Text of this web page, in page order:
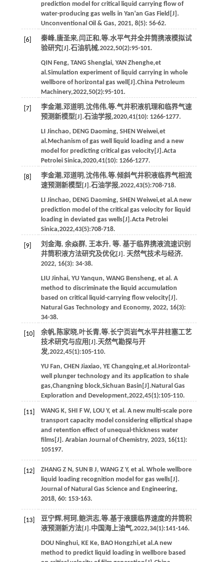
prediction model for critical liquid carrying flow of
water-producing gas wells in Yan'an Gas Field[J].
Unconventional Oil & Gas, 2021, 8(5): 56-62.
[6] 秦峰,唐圣来,闫正和,等.水平气井全井筒携液模拟试
验研究[J].石油机械,2022,50(2):95-101.
QIN Feng, TANG Shenglai, YAN Zhenghe,et
al.Simulation experiment of liquid carrying in whole
wellbore of horizontal gas well[J].China Petroleum
Machinery,2022,50(2):95-101.
[7] 李金潮,邓道明,沈伟伟,等.气井积液机理和临界气速
预测新模型[J].石油学报,2020,41(10): 1266-1277.
LI Jinchao, DENG Daoming, SHEN Weiwei,et
al.Mechanism of gas well liquid loading and a new
model for predicting critical gas velocity[J].Acta
Petrolei Sinica,2020,41(10): 1266-1277.
[8] 李金潮,邓道明,沈伟伟,等.倾斜气井积液临界气相流
速预测新模型[J].石油学报,2022,43(5):708-718.
LI Jinchao, DENG Daoming, SHEN Weiwei,et al.A new
prediction model of the critical gas velocity for liquid
loading in deviated gas wells[J].Acta Petrolei
Sinica,2022,43(5):708-718.
[9] 刘金海, 余焱群, 王本升, 等. 基于临界携液流速识别
井筒积液方法研究及优化[J]. 天然气技术与经济,
2022, 16(3): 34-38.
LIU Jinhai, YU Yanqun, WANG Bensheng, et al. A
method to discriminate the liquid accumulation
based on critical liquid-carrying flow velocity[J].
Natural Gas Technology and Economy, 2022, 16(3):
34-38.
[10] 余帆,陈家晓,叶长青,等.长宁页岩气水平井柱塞工艺
技术研究与应用[J].天然气勘探与开
发,2022,45(1):105-110.
YU Fan, CHEN Jiaxiao, YE Changqing,et al.Horizontal-
well plunger technology and its application to shale
gas,Changning block,Sichuan Basin[J].Natural Gas
Exploration and Development,2022,45(1):105-110.
[11] WANG K, SHI F W, LOU Y, et al. A new multi-scale pore
transport capacity model considering elliptical shape
and retention effect of unequal-thickness water
films[J]. Arabian Journal of Chemistry, 2023, 16(11):
105197.
[12] ZHANG Z N, SUN B J, WANG Z Y, et al. Whole wellbore
liquid loading recognition model for gas wells[J].
Journal of Natural Gas Science and Engineering,
2018, 60: 153-163.
[13] 豆宁辉,柯珂,鲍洪志,等.基于液膜临界速度的井筒积
液预测新方法[J].中国海上油气,2022,34(1):141-146.
DOU Ninghui, KE Ke, BAO Hongzhi,et al.A new
method to predict liquid loading in wellbore based